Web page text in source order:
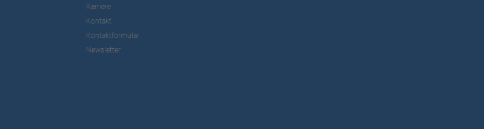
Karriere
Kontakt
Kontaktformular
Newsletter